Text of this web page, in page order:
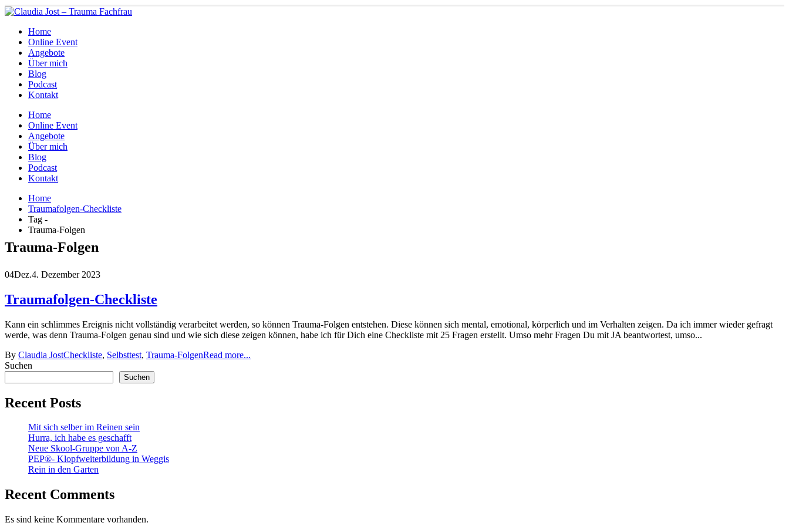
Home
Online Event
Angebote
Über mich
Blog
Podcast
Kontakt
Home
Online Event
Angebote
Über mich
Blog
Podcast
Kontakt
Home
Traumafolgen-Checkliste
Tag -
Trauma-Folgen
Trauma-Folgen
04Dez.4. Dezember 2023
Traumafolgen-Checkliste
Kann ein schlimmes Ereignis nicht vollständig verarbeitet werden, so können Trauma-Folgen entstehen. Diese können sich mental, emotional, körperlich und im Verhalten zeigen. Da ich immer wieder gefragt
werde, was denn Trauma-Folgen genau sind und wie sich diese zeigen können, habe ich für Dich eine Checkliste mit 25 Fragen erstellt. Umso mehr Fragen Du mit JA beantwortest, umso...
By Claudia JostCheckliste, Selbsttest, Trauma-FolgenRead more...
Suchen
Suchen
Recent Posts
Mit sich selber im Reinen sein
Hurra, ich habe es geschafft
Neue Skool-Gruppe von A-Z
PEP®- Klopfweiterbildung in Weggis
Rein in den Garten
Recent Comments
Es sind keine Kommentare vorhanden.